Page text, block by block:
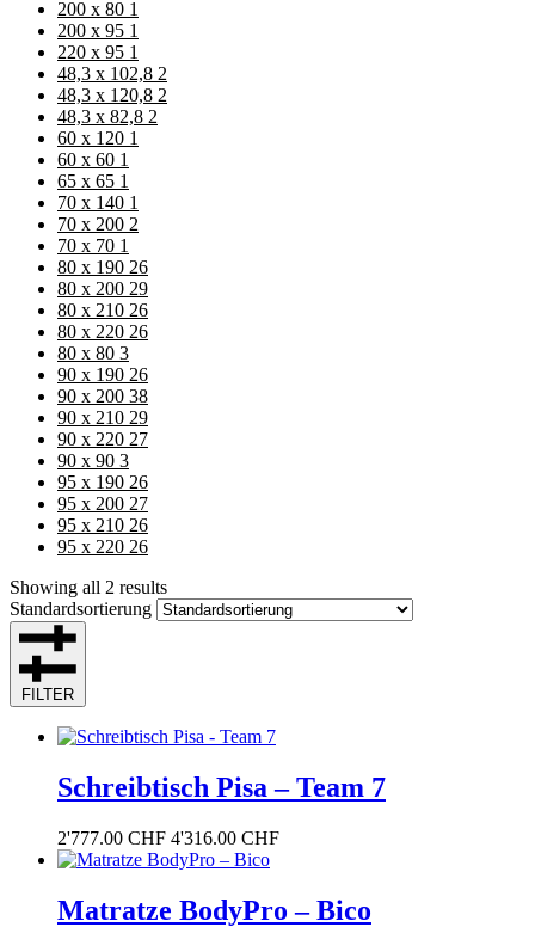
200 x 80 1
200 x 95 1
220 x 95 1
48,3 x 102,8 2
48,3 x 120,8 2
48,3 x 82,8 2
60 x 120 1
60 x 60 1
65 x 65 1
70 x 140 1
70 x 200 2
70 x 70 1
80 x 190 26
80 x 200 29
80 x 210 26
80 x 220 26
80 x 80 3
90 x 190 26
90 x 200 38
90 x 210 29
90 x 220 27
90 x 90 3
95 x 190 26
95 x 200 27
95 x 210 26
95 x 220 26
Showing all 2 results
Standardsortierung
FILTER
Schreibtisch Pisa – Team 7
2'777.00 CHF 4'316.00 CHF
Matratze BodyPro – Bico